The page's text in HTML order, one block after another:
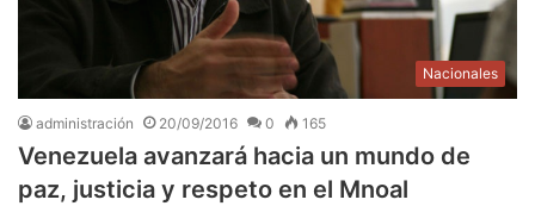
Nacionales
administración 20/09/2016 0 165
Venezuela avanzará hacia un mundo de
paz, justicia y respeto en el Mnoal